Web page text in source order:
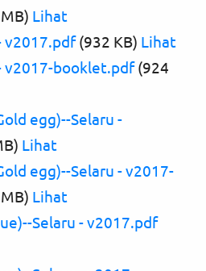
Lihat
v2017.pdf(932 KB) Lihat
v2017-booklet.pdf(924
egg)--Selaru -
Lihat
egg)--Selaru - v2017-
Lihat
Selaru - v2017.pdf